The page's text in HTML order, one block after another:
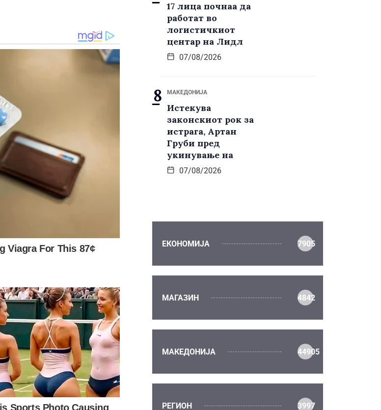
17 лица почнаа да
работат во
логистичкиот
центар на Лидл
07/08/2026
МАКЕДОНИЈА
Истекува
законскиот рок за
истрага, Артан
Груби пред
укинување на
07/08/2026
ЕКОНОМИЈА 7905
МАГАЗИН 4842
МАКЕДОНИЈА 44905
РЕГИОН 3997